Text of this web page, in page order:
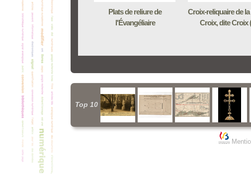
Plats de reliure de
l'Évangéliaire
Croix-reliquaire de la
Croix, dite Croix
Top 10